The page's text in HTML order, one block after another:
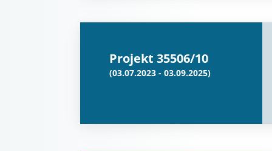
Projekt 35506/10
(03.07.2023 - 03.09.2025)